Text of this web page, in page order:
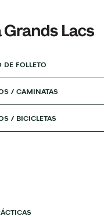
DE FOLLETO
/ CAMINATAS
/ BICICLETAS